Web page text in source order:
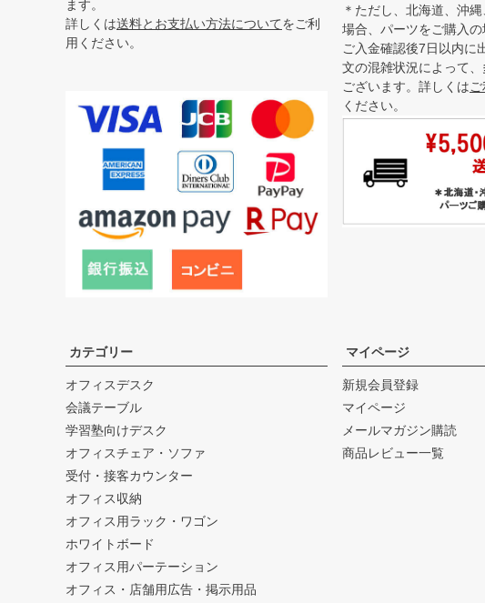
ます。
詳しくは送料とお支払い方法についてをご利
用ください。
＊ただし、北海道、沖
場合、パーツをご購入の
ご入金確認後7日以内に
文の混雑状況によって
ございます。詳しくは
ください。
カテゴリー
オフィスデスク
会議テーブル
学習塾向けデスク
オフィスチェア・ソファ
受付・接客カウンター
オフィス収納
オフィス用ラック・ワゴン
ホワイトボード
オフィス用パーテーション
オフィス・店舗用広告・掲示用品
マイページ
新規会員登録
マイページ
メールマガジン購読
商品レビュー一覧